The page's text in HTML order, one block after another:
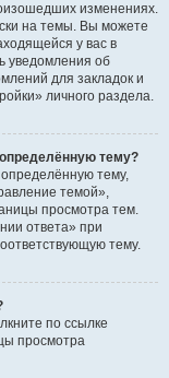
изменениях.
на темы. Вы можете
у вас в
уведомления об
для закладок и
личного раздела.
тему?
тему,
темой»,
просмотра тем.
ответа» при
тему.
по ссылке
просмотра